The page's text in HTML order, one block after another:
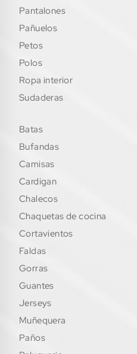
pantalones
pañuelos
petos
polos
ropa interior
sudaderas
batas
bufandas
camisas
cardigan
chalecos
chaquetas de cocina
cortavientos
faldas
gorras
guantes
jerseys
muñequera
paños